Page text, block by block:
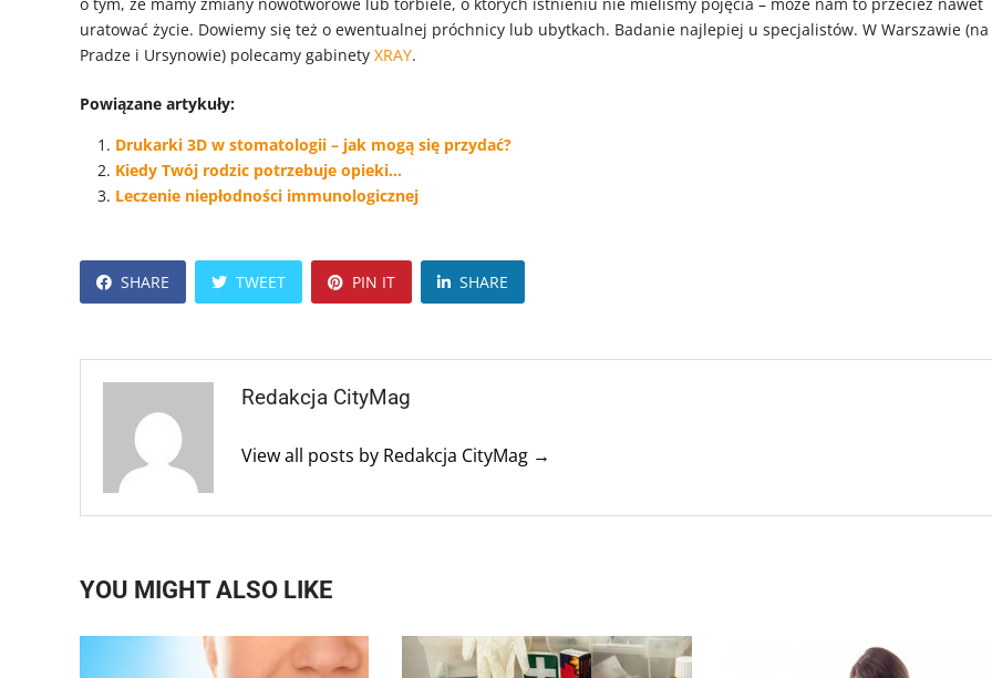
o tym, że mamy zmiany nowotworowe lub torbiele, o których istnieniu nie mieliśmy pojęcia – może nam to przecież nawet
uratować życie. Dowiemy się też o ewentualnej próchnicy lub ubytkach. Badanie najlepiej u specjalistów. W Warszawie (na
Pradze i Ursynowie) polecamy gabinety XRAY.
Powiązane artykuły:
Drukarki 3D w stomatologii – jak mogą się przydać?
Kiedy Twój rodzic potrzebuje opieki…
Leczenie niepłodności immunologicznej
SHARE TWEET PIN IT SHARE
Redakcja CityMag
View all posts by Redakcja CityMag →
YOU MIGHT ALSO LIKE